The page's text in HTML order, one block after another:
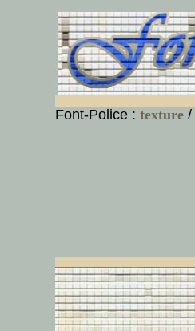
Font-Police : texture/